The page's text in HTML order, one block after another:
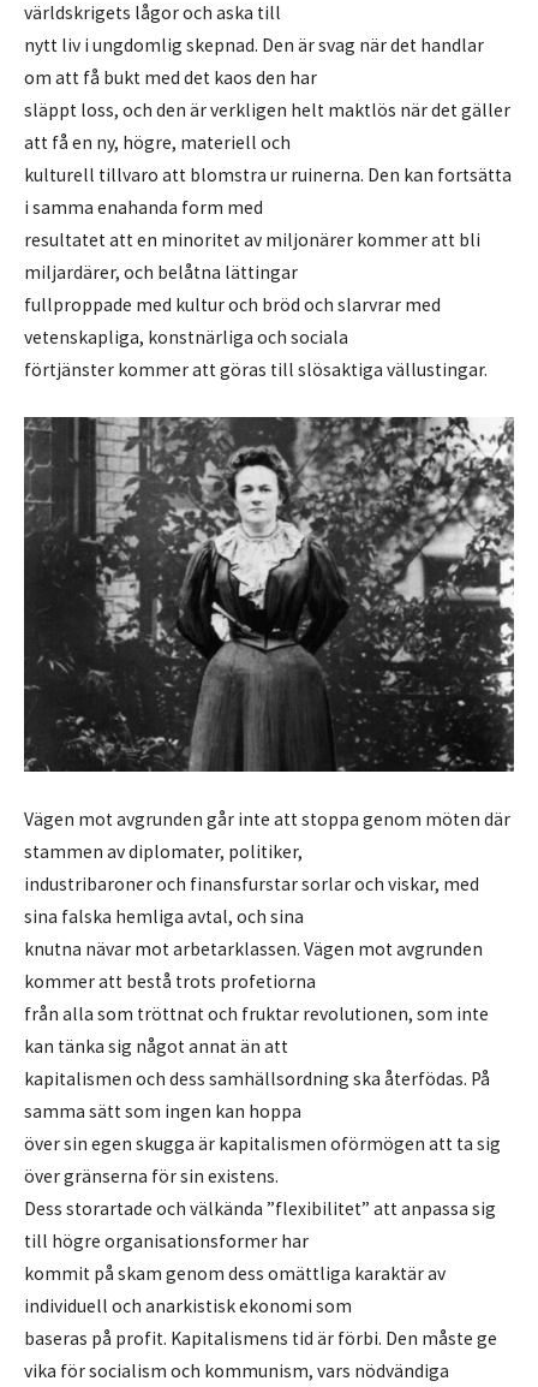
världskrigets lågor och aska till
nytt liv i ungdomlig skepnad. Den är svag när det handlar
om att få bukt med det kaos den har
släppt loss, och den är verkligen helt maktlös när det gäller
att få en ny, högre, materiell och
kulturell tillvaro att blomstra ur ruinerna. Den kan fortsätta
i samma enahanda form med
resultatet att en minoritet av miljonärer kommer att bli
miljardärer, och belåtna lättingar
fullproppade med kultur och bröd och slarvrar med
vetenskapliga, konstnärliga och sociala
förtjänster kommer att göras till slösaktiga vällustingar.
Vägen mot avgrunden går inte att stoppa genom möten där
stammen av diplomater, politiker,
industribaroner och finansfurstar sorlar och viskar, med
sina falska hemliga avtal, och sina
knutna nävar mot arbetarklassen. Vägen mot avgrunden
kommer att bestå trots profetiorna
från alla som tröttnat och fruktar revolutionen, som inte
kan tänka sig något annat än att
kapitalismen och dess samhällsordning ska återfödas. På
samma sätt som ingen kan hoppa
över sin egen skugga är kapitalismen oförmögen att ta sig
över gränserna för sin existens.
Dess storartade och välkända ”flexibilitet” att anpassa sig
till högre organisationsformer har
kommit på skam genom dess omättliga karaktär av
individuell och anarkistisk ekonomi som
baseras på profit. Kapitalismens tid är förbi. Den måste ge
vika för socialism och kommunism, vars nödvändiga